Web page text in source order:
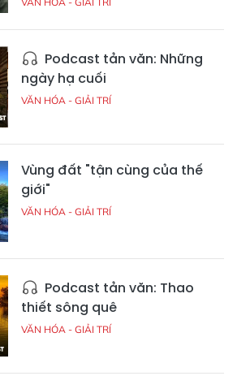
Podcast tản văn: Những
ngày hạ cuối
VĂN HÓA - GIẢI TRÍ
Vùng đất "tận cùng của thế
giới"
VĂN HÓA - GIẢI TRÍ
Podcast tản văn: Thao
thiết sông quê
VĂN HÓA - GIẢI TRÍ